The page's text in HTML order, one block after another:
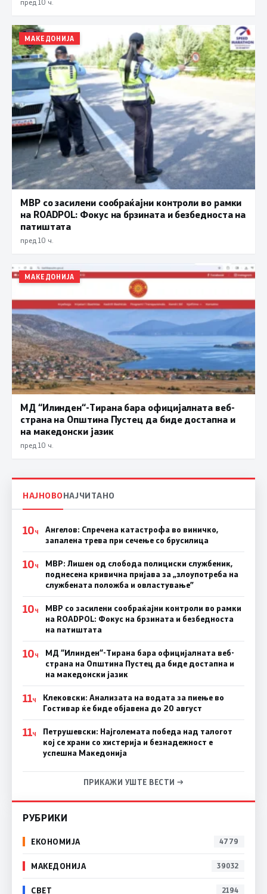
МАКЕДОНИЈА
МВР со засилени сообраќајни контроли во рамки
на ROADPOL: Фокус на брзината и безбедноста на
патиштата
пред 10 ч.
МАКЕДОНИЈА
МД “Илинден“-Тирана бара официјалната веб-
страна на Општина Пустец да биде достапна и
на македонски јазик
пред 10 ч.
НАЈНОВОНАЈЧИТАНО
10Ч
Ангелов: Спречена катастрофа во виничко,
запалена трева при сечење со брусилица
10Ч
МВР: Лишен од слобода полициски службеник,
поднесена кривична пријава за „злоупотреба на
службената положба и овластување”
10Ч
МВР со засилени сообраќајни контроли во рамки
на ROADPOL: Фокус на брзината и безбедноста
на патиштата
10Ч
МД “Илинден“-Тирана бара официјалната веб-
страна на Општина Пустец да биде достапна и
на македонски јазик
11Ч
Клековски: Анализата на водата за пиење во
Гостивар ќе биде објавена до 20 август
11Ч
Петрушевски: Најголемата победа над талогот
кој се храни со хистерија и безнадежност е
успешна Македонија
ПРИКАЖИ УШТЕ ВЕСТИ →
РУБРИКИ
ЕКОНОМИЈА 4779
МАКЕДОНИЈА 39032
СВЕТ 2194